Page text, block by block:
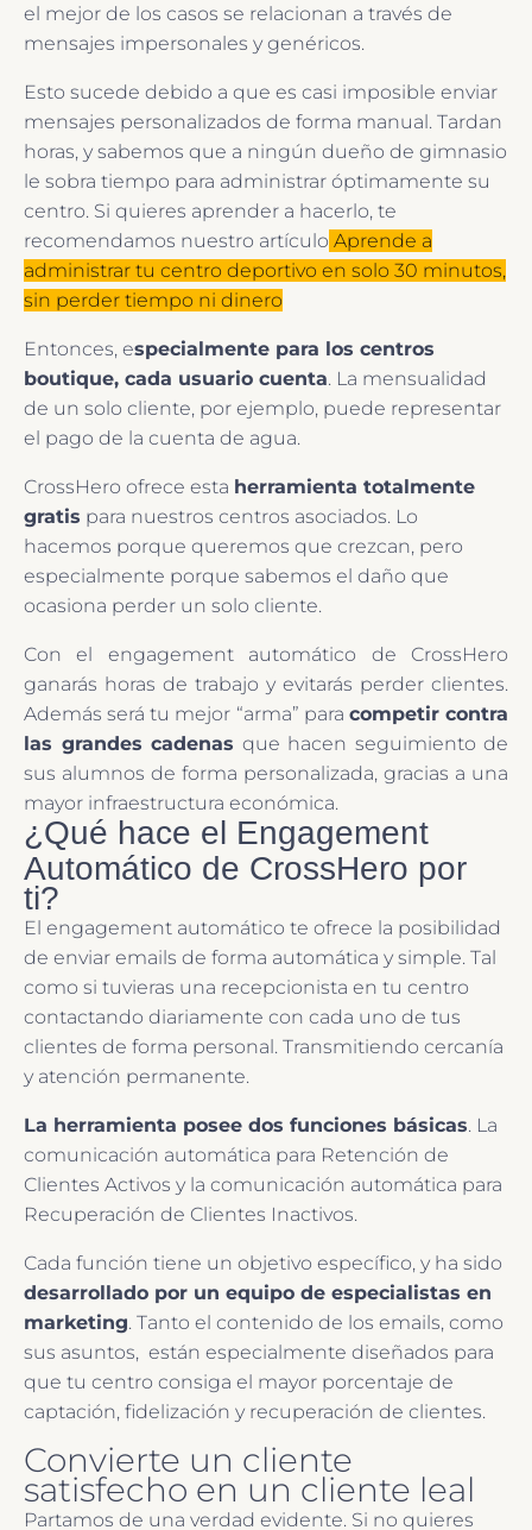
el mejor de los casos se relacionan a través de
mensajes impersonales y genéricos.
Esto sucede debido a que es casi imposible enviar
mensajes personalizados de forma manual. Tardan
horas, y sabemos que a ningún dueño de gimnasio
le sobra tiempo para administrar óptimamente su
centro. Si quieres aprender a hacerlo, te
recomendamos nuestro artículo Aprende a
administrar tu centro deportivo en solo 30 minutos,
sin perder tiempo ni dinero
Entonces, especialmente para los centros
boutique, cada usuario cuenta. La mensualidad
de un solo cliente, por ejemplo, puede representar
el pago de la cuenta de agua.
CrossHero ofrece esta herramienta totalmente
gratis para nuestros centros asociados. Lo
hacemos porque queremos que crezcan, pero
especialmente porque sabemos el daño que
ocasiona perder un solo cliente.
Con el engagement automático de CrossHero
ganarás horas de trabajo y evitarás perder clientes.
Además será tu mejor “arma” para competir contra
las grandes cadenas que hacen seguimiento de
sus alumnos de forma personalizada, gracias a una
mayor infraestructura económica.
¿Qué hace el Engagement
Automático de CrossHero por
ti?
El engagement automático te ofrece la posibilidad
de enviar emails de forma automática y simple. Tal
como si tuvieras una recepcionista en tu centro
contactando diariamente con cada uno de tus
clientes de forma personal. Transmitiendo cercanía
y atención permanente.
La herramienta posee dos funciones básicas. La
comunicación automática para Retención de
Clientes Activos y la comunicación automática para
Recuperación de Clientes Inactivos.
Cada función tiene un objetivo específico, y ha sido
desarrollado por un equipo de especialistas en
marketing. Tanto el contenido de los emails, como
sus asuntos, están especialmente diseñados para
que tu centro consiga el mayor porcentaje de
captación, fidelización y recuperación de clientes.
Convierte un cliente
satisfecho en un cliente leal
Partamos de una verdad evidente. Si no quieres